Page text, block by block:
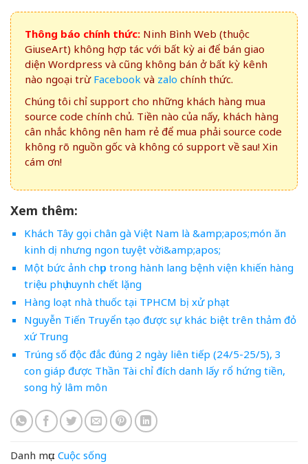
Thông báo chính thức: Ninh Bình Web (thuộc
GiuseArt) không hợp tác với bất kỳ ai để bán giao
diện Wordpress và cũng không bán ở bất kỳ kênh
nào ngoại trừ Facebook và zalo chính thức.
Chúng tôi chỉ support cho những khách hàng mua
source code chính chủ. Tiền nào của nấy, khách hàng
cân nhắc không nên ham rẻ để mua phải source code
không rõ nguồn gốc và không có support về sau! Xin
cám ơn!
Xem thêm:
Khách Tây gọi chân gà Việt Nam là &amp;apos;món ăn
kinh dị nhưng ngon tuyệt vời&amp;apos;
Một bức ảnh chụp trong hành lang bệnh viện khiến hàng
triệu phụ huynh chết lặng
Hàng loạt nhà thuốc tại TPHCM bị xử phạt
Nguyễn Tiến Truyển tạo được sự khác biệt trên thảm đỏ
xứ Trung
Trúng số độc đắc đúng 2 ngày liên tiếp (24/5-25/5), 3
con giáp được Thần Tài chỉ đích danh lấy rổ hứng tiền,
song hỷ lâm môn
Danh mục: Cuộc sống